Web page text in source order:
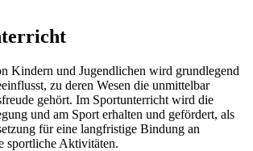
Kindern und Jugendlichen wird grundlegend
zu deren Wesen die unmittelbar
gehört. Im Sportunterricht wird die
und am Sport erhalten und gefördert, als
für eine langfristige Bindung an
sportliche Aktivitäten.